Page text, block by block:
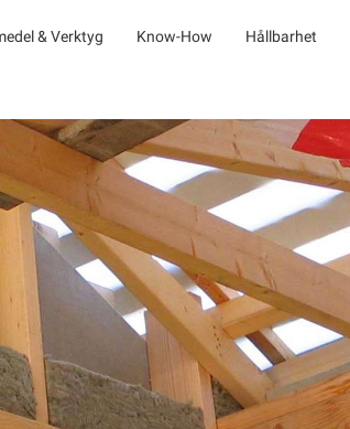
& Verktyg Know-How Hållbarhet